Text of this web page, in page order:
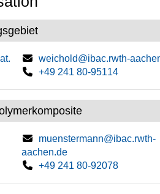
weichold@ibac.rwth-
+49 241 80-95114
muenstermann@ibac.rwth-
aachen.de
+49 241 80-92078